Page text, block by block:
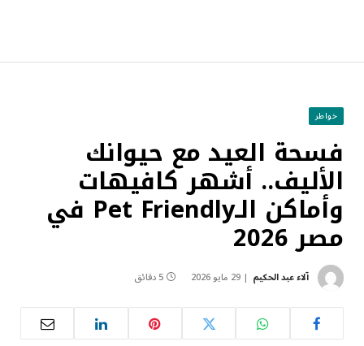
خواطر
فسحة العيد مع حيوانك
الأليف.. أشهر كافيهات
وأماكن الـPet Friendly في
مصر 2026
آلاء عبد الحكيم 29 مايو 2026 5 دقائق